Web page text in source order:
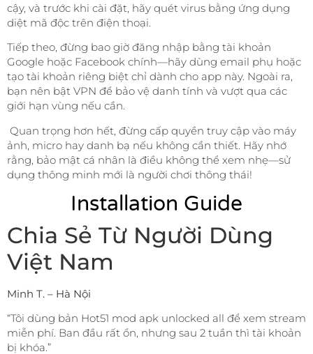
cậy, và trước khi cài đặt, hãy quét virus bằng ứng dụng
diệt mã độc trên điện thoại.
Tiếp theo, đừng bao giờ đăng nhập bằng tài khoản
Google hoặc Facebook chính—hãy dùng email phụ hoặc
tạo tài khoản riêng biệt chỉ dành cho app này. Ngoài ra,
bạn nên bật VPN để bảo vệ danh tính và vượt qua các
giới hạn vùng nếu cần.
Quan trọng hơn hết, đừng cấp quyền truy cập vào máy
ảnh, micro hay danh bạ nếu không cần thiết. Hãy nhớ
rằng, bảo mật cá nhân là điều không thể xem nhẹ—sử
dụng thông minh mới là người chơi thông thái!
Installation Guide
Chia Sẻ Từ Người Dùng
Việt Nam
Minh T. – Hà Nội
“Tôi dùng bản Hot51 mod apk unlocked all để xem stream
miễn phí. Ban đầu rất ổn, nhưng sau 2 tuần thì tài khoản
bị khóa.”